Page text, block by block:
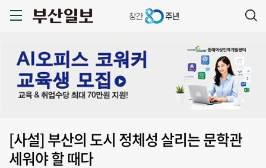
[사설] 부산의 도시 정체성 살리는 문학관
세워야 할 때다